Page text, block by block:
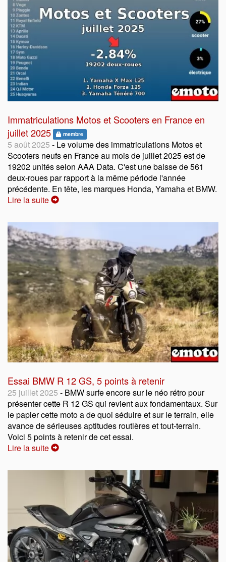
Immatriculations Motos et Scooters en France en
juillet 2025
membre
5 août 2025 - Le volume des immatriculations Motos et
Scooters neufs en France au mois de juillet 2025 est de
19202 unités selon AAA Data. C'est une baisse de 561
deux-roues par rapport à la même période l'année
précédente. En tête, les marques Honda, Yamaha et BMW.
Lire la suite
Essai BMW R 12 GS, 5 points à retenir
25 juillet 2025 - BMW surfe encore sur le néo rétro pour
présenter cette R 12 GS qui revient aux fondamentaux. Sur
le papier cette moto a de quoi séduire et sur le terrain, elle
avance de sérieuses aptitudes routières et tout-terrain.
Voici 5 points à retenir de cet essai.
Lire la suite